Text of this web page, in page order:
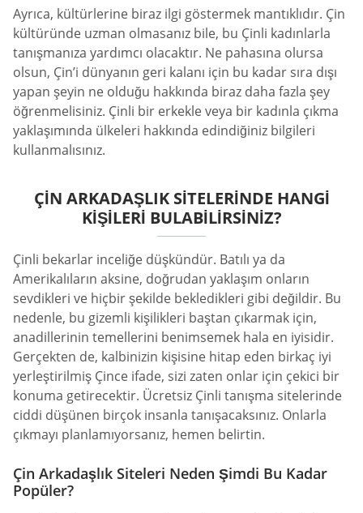
Ayrıca, kültürlerine biraz ilgi göstermek mantıklıdır. Çin
kültüründe uzman olmasanız bile, bu Çinli kadınlarla
tanışmanıza yardımcı olacaktır. Ne pahasına olursa
olsun, Çin’i dünyanın geri kalanı için bu kadar sıra dışı
yapan şeyin ne olduğu hakkında biraz daha fazla şey
öğrenmelisiniz. Çinli bir erkekle veya bir kadınla çıkma
yaklaşımında ülkeleri hakkında edindiğiniz bilgileri
kullanmalısınız.
ÇIN ARKADAŞLIK SITELERINDE HANGI
KIŞILERI BULABILIRSINIZ?
Çinli bekarlar inceliğe düşkündür. Batılı ya da
Amerikalıların aksine, doğrudan yaklaşım onların
sevdikleri ve hiçbir şekilde bekledikleri gibi değildir. Bu
nedenle, bu gizemli kişilikleri baştan çıkarmak için,
anadillerinin temellerini benimsemek hala en iyisidir.
Gerçekten de, kalbinizin kişisine hitap eden birkaç iyi
yerleştirilmiş Çince ifade, sizi zaten onlar için çekici bir
konuma getirecektir. Ücretsiz Çinli tanışma sitelerinde
ciddi düşünen birçok insanla tanışacaksınız. Onlarla
çıkmayı planlamıyorsanız, hemen belirtin.
Çin Arkadaşlık Siteleri Neden Şimdi Bu Kadar
Popüler?